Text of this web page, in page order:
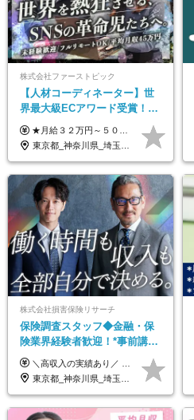
株式会社ファーストピック
【人材コーディネーター】世
界最大級ECアワード受賞！フ
ルリモート／未経験◎／月給
３２万円～／年休１３０日以
上／
★月給３２万円～５０万円＋インセンティブ賞与＋決算賞与★ （30時間の固定残業代、一律月54,750円を含む。超過分は支給） ※経験・スキルを考慮の上、決定 ※昇給：随時あり 【インセンティブについて】 自社サービスを提案し、サービス化した場合、一部の利益をインセンティブとして還元します。 試用期間中（6か月間）は、下記の給与となります。 【一都三県、大阪、名古屋、福岡の方】 月給２４万円～＋役職手当＋インセンティブ賞与 【一都三県以外の関東圏、九州、東北、北海道、その他地域の方】 月給２０万円～＋役職手当＋インセンティブ賞与 ※試用期間6ヶ月 ※試用期間中の待遇・福利厚生に差異はなし
東京都_神奈川県_埼玉県_千葉県_大阪府_愛知県_北海道_青森県_岩手県_宮城県_秋田県_山形県_福島県_茨城県_栃木県_群馬県_静岡県_岐阜県_三重県_兵庫県_京都府_滋賀県_奈良県_和歌山県_広島県_岡山県_鳥取県_島根県_山口県_福岡県_熊本県_佐賀県_長崎県_大分県_宮崎県_鹿児島県
株式会社損害保険リサーチ
保険調査スタッフ◆金融・保
険業界経験者歓迎！*事前講習
あり*30代～60代活躍*調査は
原則直行直帰*高収入可
＼高収入の実績あり／ なかには年収1000万円を超える方もいらっしゃいます！ 【完全出来高報酬制】 ★仕事に慣れるまで収入をサポート 1か月目：報酬が通常の2倍 2か月目：報酬が通常の1.5倍 ※災害に関する業務については、収入サポートの対象外 ※試用期間はありません ＊＊＊業務報酬の例＊＊＊ ・事故原因調査（4箇所確認）…1万5000円～ ・有無責／不正請求疑義調査（自動車案件）…2万円～ ・医療調査（1箇所確認）…1万7000円～ ・書類取付（1箇所訪問）…3000円～ ※上記は目安になります ※実際の報酬は業務報酬に応じた個々のスキル・実績を加味したものになります
東京都_神奈川県_埼玉県_千葉県_大阪府_愛知県_北海道_青森県_岩手県_宮城県_秋田県_山形県_福島県_茨城県_栃木県_群馬県_新潟県_山梨県_長野県_富山県_石川県_福井県_静岡県_岐阜県_三重県_兵庫県_京都府_滋賀県_奈良県_和歌山県_広島県_岡山県_鳥取県_島根県_山口県_徳島県_香川県_愛媛県_高知県_福岡県_熊本県_佐賀県_長崎県_大分県_宮崎県_鹿児島県_沖縄県